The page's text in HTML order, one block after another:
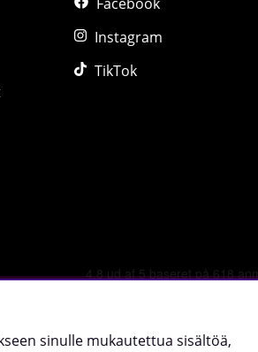
Instagram
TikTok
sinulle mukautettua sisältöä,